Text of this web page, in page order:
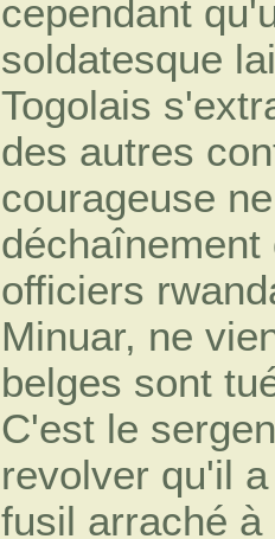
cependant
soldatesque
Togolais
des autres
courageuse
officiers
Minuar, ne
belges sont
C'est le
revolver qu'il
fusil arraché